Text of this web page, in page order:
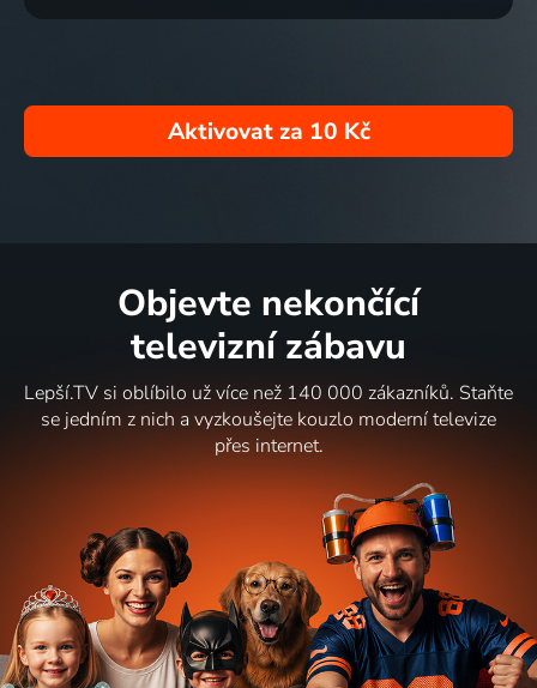
Aktivovat za 10 Kč
Objevte nekončící
televizní zábavu
Lepší.TV si oblíbilo už více než 140 000 zákazníků. Staňte
se jedním z nich a vyzkoušejte kouzlo moderní televize
přes internet.